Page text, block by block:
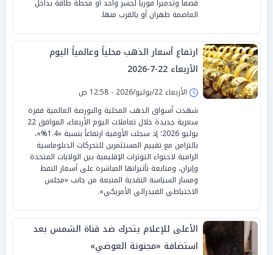
قصفاً وتدميراً فورياً لجسر واحد أو محطة طاقة بداخل
العاصمة طهران أو بالقرب منها.
ارتفاع أسعار الذهب محلياً وعالمياً اليوم
الأربعاء 22-7-2026
الأربعاء 22/يوليو/2026 - 12:58 ص
شهدت أسواق الذهب المحلية والبورصة العالمية قفزة
سعرية جديدة خلال تعاملات اليوم الأربعاء، الموافق 22
يوليو 2026؛ إذ سجلت الأوقية ارتفاعاً بنسبة «1.4%»،
بالتزامن مع تقييم المستثمرين للتحركات الدبلوماسية
الرامية لاحتواء التوترات الإقليمية بين الولايات المتحدة
وإيران، ومتابعة تأثيراتها المباشرة على أسعار النفط
ومسار السياسة النقدية المتبعة من جانب «مجلس
الاحتياطي الفيدرالي الأمريكي».
الأعلى للإعلام يتحرك ضد قناة الشمس بعد
استضافة «مجنونة العوضي»